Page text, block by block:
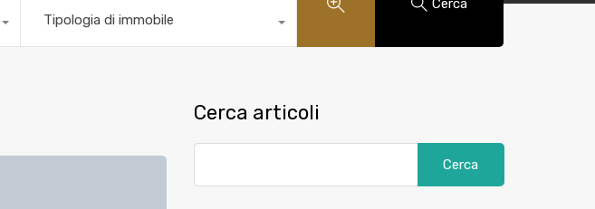
Tipologia di immobile
Cerca
Cerca articoli